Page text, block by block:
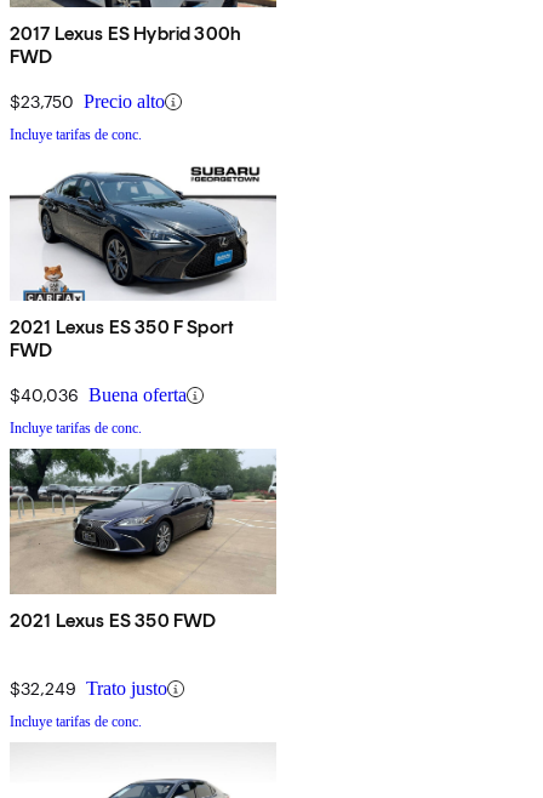
2017 Lexus ES Hybrid 300h
FWD
$23,750 Precio alto
Incluye tarifas de conc.
2021 Lexus ES 350 F Sport
FWD
$40,036 Buena oferta
Incluye tarifas de conc.
2021 Lexus ES 350 FWD
$32,249 Trato justo
Incluye tarifas de conc.